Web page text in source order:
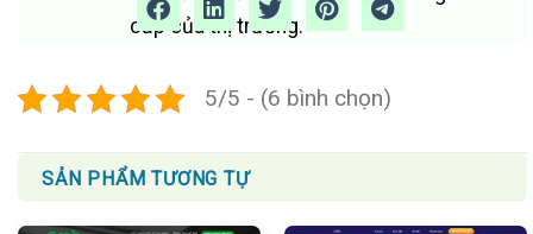
cấp của thị trường.
5/5 - (6 bình chọn)
SẢN PHẨM TƯƠNG TỰ